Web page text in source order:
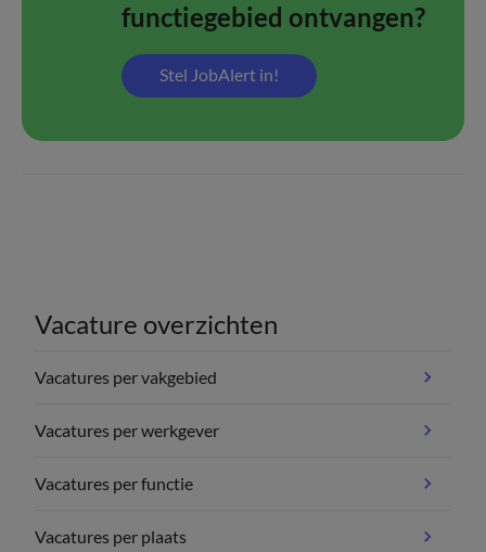
functiegebied ontvangen?
Stel JobAlert in!
Vacature overzichten
Vacatures per vakgebied
Vacatures per werkgever
Vacatures per functie
Vacatures per plaats